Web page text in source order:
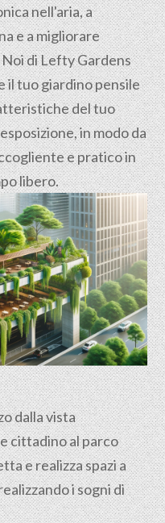
nell'aria, a
e a migliorare
di Lefty Gardens
il tuo giardino pensile
del tuo
in modo da
e pratico in
libero.
dalla vista
cittadino al parco
e realizza spazi a
i sogni di